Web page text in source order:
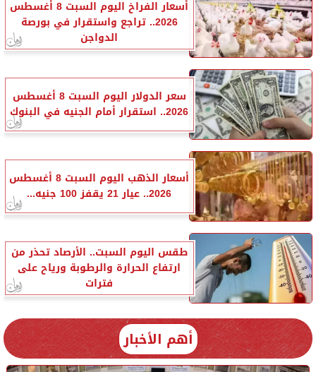
أسعار الفراخ اليوم السبت 8 أغسطس
2026.. تراجع واستقرار في بورصة
الدواجن
سعر الدولار اليوم السبت 8 أغسطس
2026.. استقرار أمام الجنيه في البنوك
أسعار الذهب اليوم السبت 8 أغسطس
2026.. عيار 21 يقفز 100 جنيه...
طقس اليوم السبت.. الأرصاد تحذر من
ارتفاع الحرارة والرطوبة ورياح على
فترات
أهم الأخبار